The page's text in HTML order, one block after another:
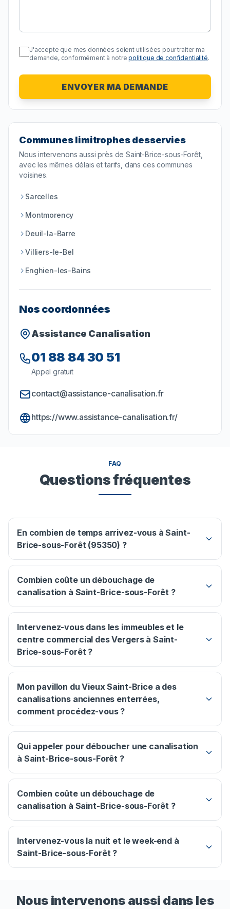
J'accepte que mes données soient utilisées pour traiter ma
demande, conformément à notre politique de confidentialité.
ENVOYER MA DEMANDE
Communes limitrophes desservies
Nous intervenons aussi près deSaint-Brice-sous-Forêt,
avec les mêmes délais et tarifs, dans ces communes
voisines.
Sarcelles
Montmorency
Deuil-la-Barre
Villiers-le-Bel
Enghien-les-Bains
Nos coordonnées
Assistance Canalisation
01 88 84 30 51
Appel gratuit
contact@assistance-canalisation.fr
https://www.assistance-canalisation.fr/
FAQ
Questions fréquentes
En combien de temps arrivez-vous à Saint-
Brice-sous-Forêt (95350) ?
Combien coûte un débouchage de
canalisation à Saint-Brice-sous-Forêt ?
Intervenez-vous dans les immeubles et le
centre commercial des Vergers à Saint-
Brice-sous-Forêt ?
Mon pavillon du Vieux Saint-Brice a des
canalisations anciennes enterrées,
comment procédez-vous ?
Qui appeler pour déboucher une canalisation
à Saint-Brice-sous-Forêt ?
Combien coûte un débouchage de
canalisation à Saint-Brice-sous-Forêt ?
Intervenez-vous la nuit et le week-end à
Saint-Brice-sous-Forêt ?
Nous intervenons aussi dans les